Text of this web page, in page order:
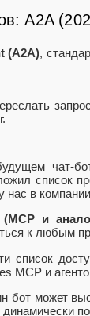
A2A
(A2A),
чат-
список
нас в компании
(MCP и
к любым
список
MCP и
бот может